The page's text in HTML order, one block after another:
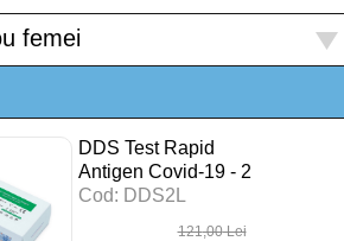
femei
DDS Test Rapid
Antigen Covid-19 - 2
buc
Cod: DDS2L
121,00Lei